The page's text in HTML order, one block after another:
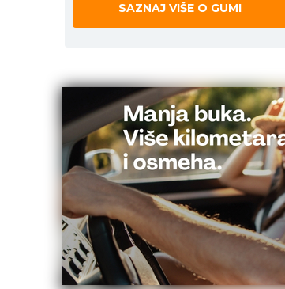
SAZNAJ VIŠE O GUMI